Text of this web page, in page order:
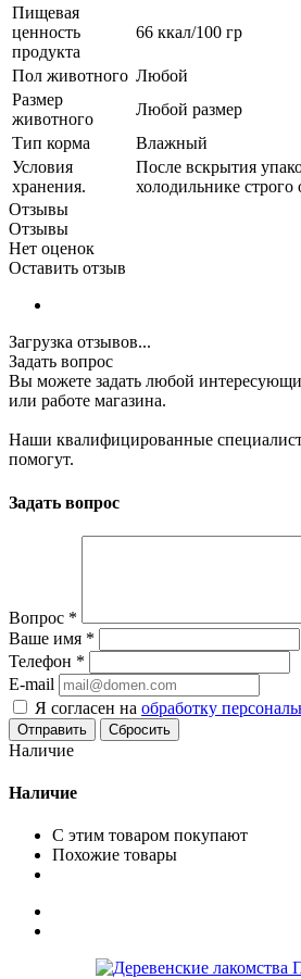
Пищевая
ценность
продукта
66 ккал/100 гр
Пол животного Любой
Размер
животного
Любой размер
Тип корма
Влажный
Условия
хранения.
После вскрытия
холодильнике
Отзывы
Отзывы
Нет оценок
Оставить отзыв
Загрузка отзывов...
Задать вопрос
Вы можете задать любой
или работе магазина.
Наши квалифицированные
помогут.
Задать вопрос
Вопрос *
Ваше имя *
Телефон *
E-mail
Я согласен на обработку
Сбросить
Наличие
Наличие
С этим товаром покупают
Похожие товары